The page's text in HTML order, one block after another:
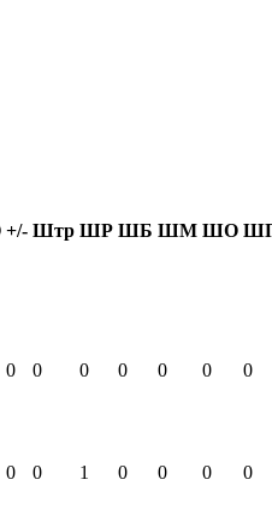
+/- Штр ШР ШБ ШМ ШО
0 0 0 0 0 0 0
0 0 1 0 0 0 0